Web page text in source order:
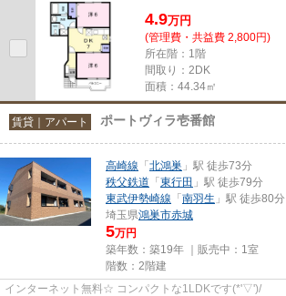
4.9万円
(管理費・共益費 2,800円)
所在階：1階
間取り：2DK
面積：44.34㎡
賃貸｜アパート ポートヴィラ壱番館
高崎線 「 北鴻巣 」駅 徒歩73分
秩父鉄道 「 東行田 」駅 徒歩79分
東武伊勢崎線 「 南羽生 」駅 徒歩80分
埼玉県鴻巣市赤城
5万円
築年数：築19年 ｜販売中： 1室
階数：2階建
インターネット無料☆ コンパクトな1LDKです(*'▽')/